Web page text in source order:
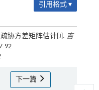
引用格式 ▾
协方差矩阵估计[J]. 吉
92
下一篇